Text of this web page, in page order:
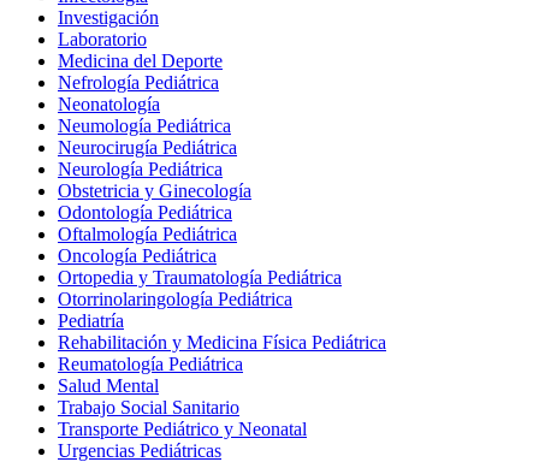
Investigación
Laboratorio
Medicina del Deporte
Nefrología Pediátrica
Neonatología
Neumología Pediátrica
Neurocirugía Pediátrica
Neurología Pediátrica
Obstetricia y Ginecología
Odontología Pediátrica
Oftalmología Pediátrica
Oncología Pediátrica
Ortopedia y Traumatología Pediátrica
Otorrinolaringología Pediátrica
Pediatría
Rehabilitación y Medicina Física Pediátrica
Reumatología Pediátrica
Salud Mental
Trabajo Social Sanitario
Transporte Pediátrico y Neonatal
Urgencias Pediátricas